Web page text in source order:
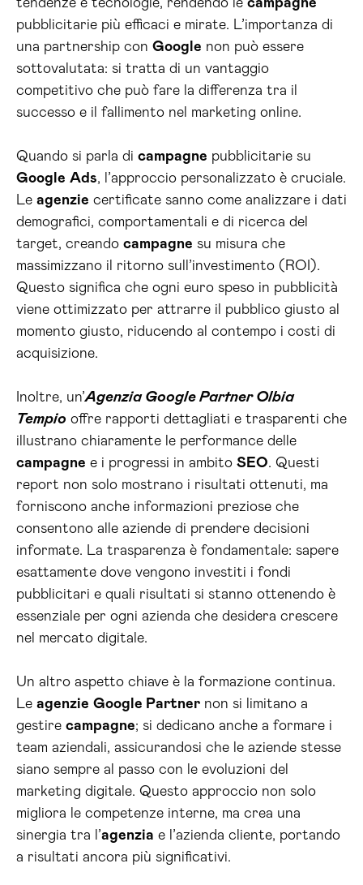
tendenze e tecnologie, rendendo le campagne
pubblicitarie più efficaci e mirate. L’importanza di
una partnership con Google non può essere
sottovalutata: si tratta di un vantaggio
competitivo che può fare la differenza tra il
successo e il fallimento nel marketing online.
Quando si parla di campagne pubblicitarie su
Google Ads, l’approccio personalizzato è cruciale.
Le agenzie certificate sanno come analizzare i dati
demografici, comportamentali e di ricerca del
target, creando campagne su misura che
massimizzano il ritorno sull’investimento (ROI).
Questo significa che ogni euro speso in pubblicità
viene ottimizzato per attrarre il pubblico giusto al
momento giusto, riducendo al contempo i costi di
acquisizione.
Inoltre, un’Agenzia Google Partner Olbia
Tempio offre rapporti dettagliati e trasparenti che
illustrano chiaramente le performance delle
campagne e i progressi in ambito SEO. Questi
report non solo mostrano i risultati ottenuti, ma
forniscono anche informazioni preziose che
consentono alle aziende di prendere decisioni
informate. La trasparenza è fondamentale: sapere
esattamente dove vengono investiti i fondi
pubblicitari e quali risultati si stanno ottenendo è
essenziale per ogni azienda che desidera crescere
nel mercato digitale.
Un altro aspetto chiave è la formazione continua.
Le agenzie Google Partner non si limitano a
gestire campagne; si dedicano anche a formare i
team aziendali, assicurandosi che le aziende stesse
siano sempre al passo con le evoluzioni del
marketing digitale. Questo approccio non solo
migliora le competenze interne, ma crea una
sinergia tra l’agenzia e l’azienda cliente, portando
a risultati ancora più significativi.